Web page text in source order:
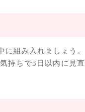
組み入れましょう。
持ちで3日以内に見直